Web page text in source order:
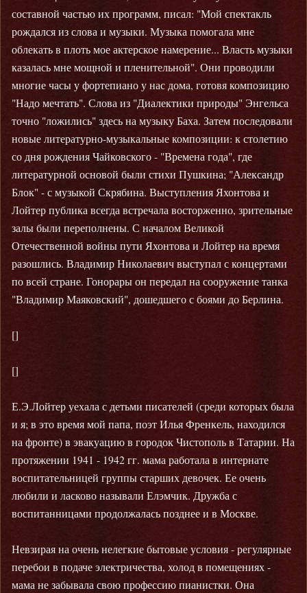
составной частью их программ, писал: "Мой спектакль
рождался из слова и музыки. Музыка помогала мне
облекать в плоть мое актерское намерение... Власть музыки
казалась мне мощной и пленительной". Они проводили
многие часы у фортепиано у нас дома, готовя композицию
"Надо мечтать". Слова из "Диалектики природы" Энгельса
точно "ложились" здесь на музыку Баха. Затем последовали
новые литературно-музыкальные композиции: к столетию
со дня рождения Чайковского - "Времена года", где
литературной основой были стихи Пушкина; "Александр
Блок" - с музыкой Скрябина. Выступления Яхонтова и
Лойтер публика всегда встречала восторженно, зрительные
залы были переполнены. С началом Великой
Отечественной войны пути Яхонтова и Лойтер на время
разошлись. Владимир Николаевич выступал с концертами
по всей стране. Гонорары он передал на сооружение танка
"Владимир Маяковский", дошедшего с боями до Берлина.
[]
[]
Е.Э.Лойтер уехала с детьми писателей (среди которых была
и я; в это время мой папа, поэт Илья Френкель, находился
на фронте) в эвакуацию в городок Чистополь в Татарии. На
протяжении 1941 - 1942 гг. мама работала в интернате
воспитательницей группы старших девочек. Ее очень
любили и ласково называли Елэмчик. Дружба с
воспитанницами продолжалась позднее и в Москве.
Невзирая на очень нелегкие бытовые условия - регулярные
перебои в подаче электричества, холод в помещениях -
мама не забывала свою профессию пианистки. Она